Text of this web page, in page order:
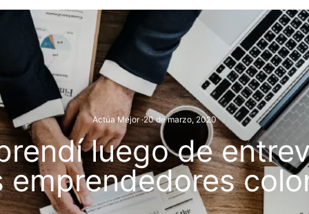
Actúa Mejor·20 de marzo, 2020
luego de
emprendedores